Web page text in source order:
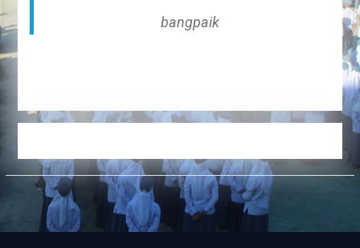
bangpaik